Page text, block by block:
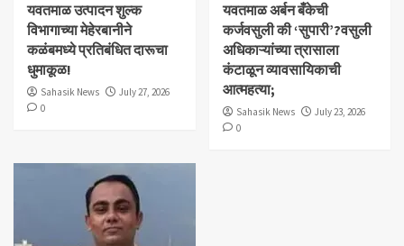
यवतमाळ उत्पादन शुल्क
विभागाच्या मेहेरबानीने
कळंबमध्ये प्रतिबंधित दारूचा
धुमाकूळ!
Sahasik News
July 27, 2026
0
​यवतमाळ अर्बन बँकेची
कर्जवसुली की ‘सुपारी’?वसुली
अधिकाऱ्यांच्या त्रासाला
कंटाळून व्यावसायिकाची
आत्महत्या;
Sahasik News
July 23, 2026
0